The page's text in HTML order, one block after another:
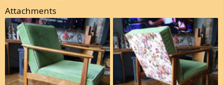
Attachments